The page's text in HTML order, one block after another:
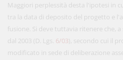
Maggiori perplessità desta l'ipotesi in
tra la data di deposito del progetto e
fusione. Si deve tuttavia ritenere che,
dal 2003 (D. Lgs. 6/03), secondo cui il
modificato in sede di deliberazione